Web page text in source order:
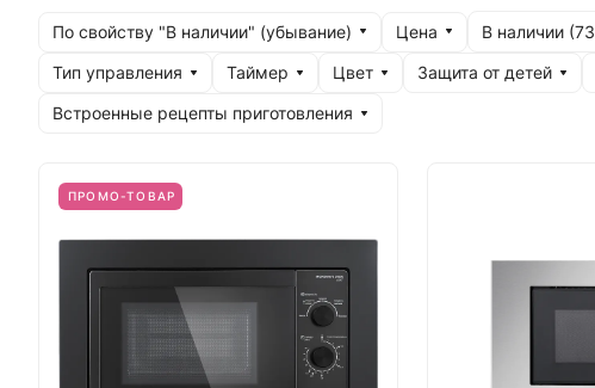
По свойству "В наличии" (убывание) Цена В наличии (73
Тип управления Таймер Цвет Защита от детей
Встроенные рецепты приготовления
ПРОМО-ТОВАР